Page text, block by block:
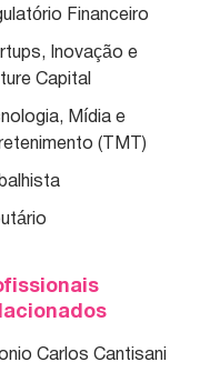
Financeiro
Inovação e
Capital
Mídia e
(TMT)
Carlos Cantisani